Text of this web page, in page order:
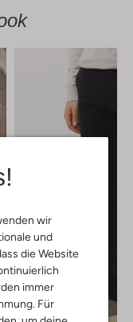
wir
und
die Website
immer
Für